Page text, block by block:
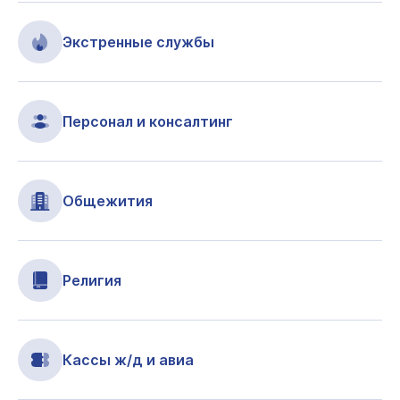
Экстренные службы
Персонал и консалтинг
Общежития
Религия
Кассы ж/д и авиа